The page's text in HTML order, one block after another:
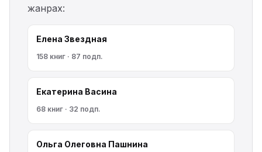
жанрах:
Елена Звездная
158 книг · 87 подп.
Екатерина Васина
68 книг · 32 подп.
Ольга Олеговна Пашнина